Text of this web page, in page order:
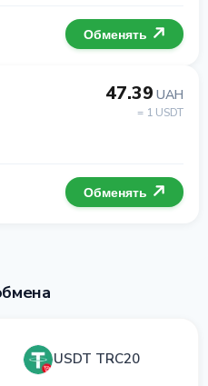
Обменять
47.39 UAH
= 1 USDT
Обменять
USDT TRC20